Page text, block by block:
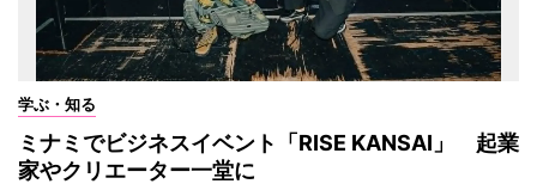
学ぶ・知る
ミナミでビジネスイベント「RISE KANSAI」 起業
家やクリエーター一堂に